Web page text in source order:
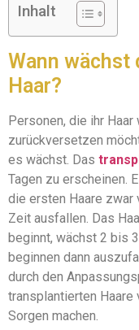
Inhalt
Wann
Haar?
Personen, die ihr
zurückversetzen
es wächst. Das
Tagen zu erscheinen.
die ersten Haare zwar
Zeit ausfallen. Das
beginnt, wächst 2 bis
beginnen dann
durch den
transplantierten
Sorgen machen.